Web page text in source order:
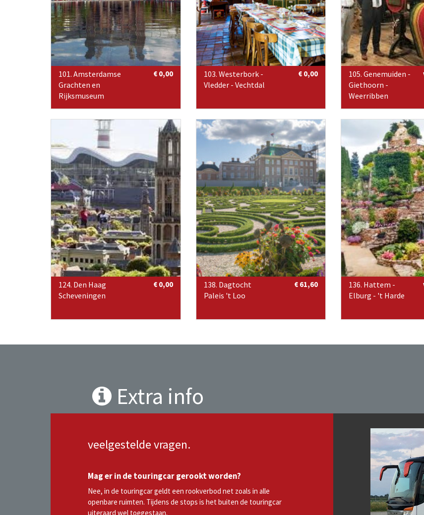
101. Amsterdamse
Grachten en
Rijksmuseum
€ 0,00
103. Westerbork -
Vledder - Vechtdal
€ 0,00
105. Genemuiden -
Giethoorn -
Weerribben
124. Den Haag
Scheveningen
€ 0,00
138. Dagtocht
Paleis 't Loo
€ 61,60
136. Hattem -
Elburg - 't Harde
Extra info
veelgestelde vragen.
Mag er in de touringcar gerookt worden?
Nee, in de touringcar geldt een rookverbod net zoals in alle
openbare ruimten. Tijdens de stops is het buiten de touringcar
uiteraard wel toegestaan.